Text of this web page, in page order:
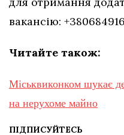
вакансію:
Читайте також:
Міськвиконком шукає
на нерухоме майно
ПІДПИСУЙТЕСЬ